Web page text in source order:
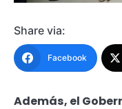
Share via:
Facebook
Además, el